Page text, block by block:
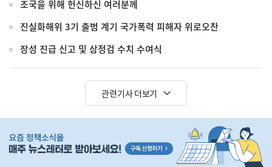
조국을 위해 헌신하신 여러분께
진실화해위 3기 출범 계기 국가폭력 피해자 위로오찬
장성 진급 신고 및 삼정검 수치 수여식
관련기사 더보기
단